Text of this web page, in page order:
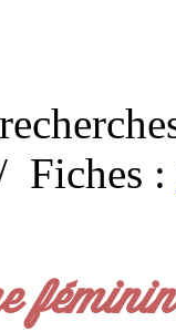
Fiches :